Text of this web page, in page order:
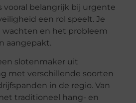
vooral belangrijk bij urgente
een rol speelt. Je
wachten en het probleem
aangepakt.
slotenmaker uit
met verschillende soorten
in de regio. Van
traditioneel hang- en